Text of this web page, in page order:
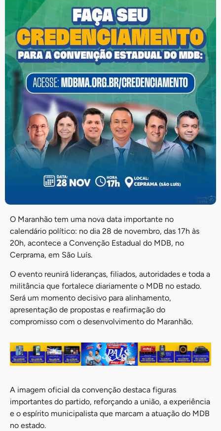
O Maranhão tem uma nova data importante no
calendário político: no dia 28 de novembro, das 17h às
20h, acontece a Convenção Estadual do MDB, no
Cerprama, em São Luís.
O evento reunirá lideranças, filiados, autoridades e toda a
militância que fortalece diariamente o MDB no estado.
Será um momento decisivo para alinhamento,
apresentação de propostas e reafirmação do
compromisso com o desenvolvimento do Maranhão.
A imagem oficial da convenção destaca figuras
importantes do partido, reforçando a união, a experiência
e o espírito municipalista que marcam a atuação do MDB
no estado.